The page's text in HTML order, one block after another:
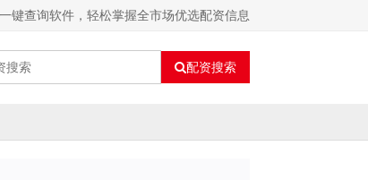
键查询软件，轻松掌握全市场优选配资信息
配资搜索